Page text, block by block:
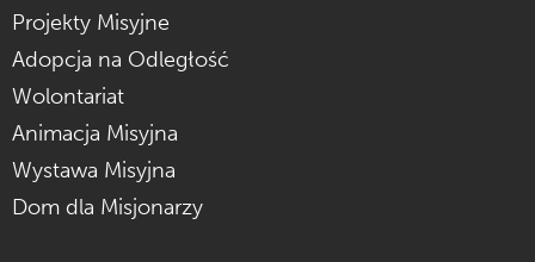
Projekty Misyjne
Adopcja na Odległość
Wolontariat
Animacja Misyjna
Wystawa Misyjna
Dom dla Misjonarzy